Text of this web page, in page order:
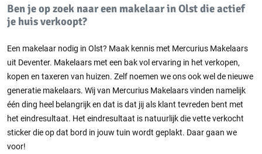
Ben je op zoek naar een makelaar in Olst die actief
je huis verkoopt?
Een makelaar nodig in Olst? Maak kennis met Mercurius Makelaars
uit Deventer. Makelaars met een bak vol ervaring in het verkopen,
kopen en taxeren van huizen. Zelf noemen we ons ook wel de nieuwe
generatie makelaars. Wij van Mercurius Makelaars vinden namelijk
één ding heel belangrijk en dat is dat jij als klant tevreden bent met
het eindresultaat. Het eindresultaat is natuurlijk die vette verkocht
sticker die op dat bord in jouw tuin wordt geplakt. Daar gaan we
voor!